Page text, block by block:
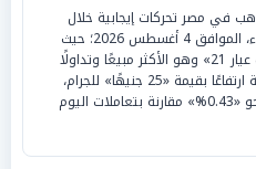
في مصر تحركات إيجابية خلال
تعاملات يوم الثلاثاء، الموافق 4 أغسطس 2026؛ حيث
سجل «جرام الذهب عيار 21» وهو الأكثر مبيعًا وتداولًا
في السوق المحلية ارتفاعًا بقيمة «25 جنيهًا» للجرام،
بنسبة نمو بلغت نحو «0.43%» مقارنة بتعاملات اليوم